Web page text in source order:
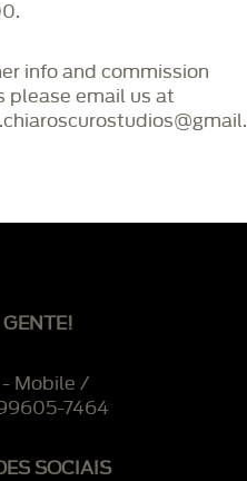
info and commission
please email us at
Mobile /
7464
SOCIAIS